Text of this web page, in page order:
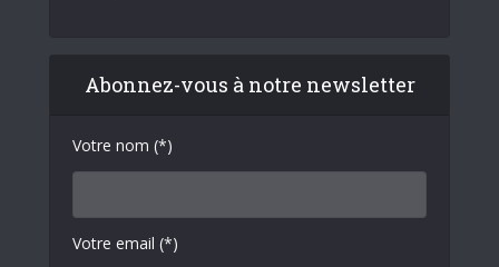
Abonnez-vous à notre newsletter
Votre nom (*)
Votre email (*)